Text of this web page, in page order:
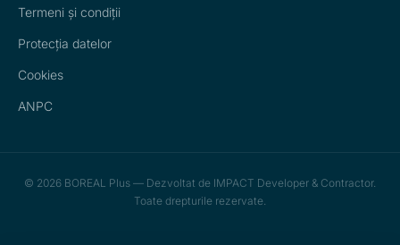
Termeni și condiții
Protecția datelor
Cookies
ANPC
© 2026 BOREAL Plus — Dezvoltat de IMPACT Developer & Contractor.
Toate drepturile rezervate.